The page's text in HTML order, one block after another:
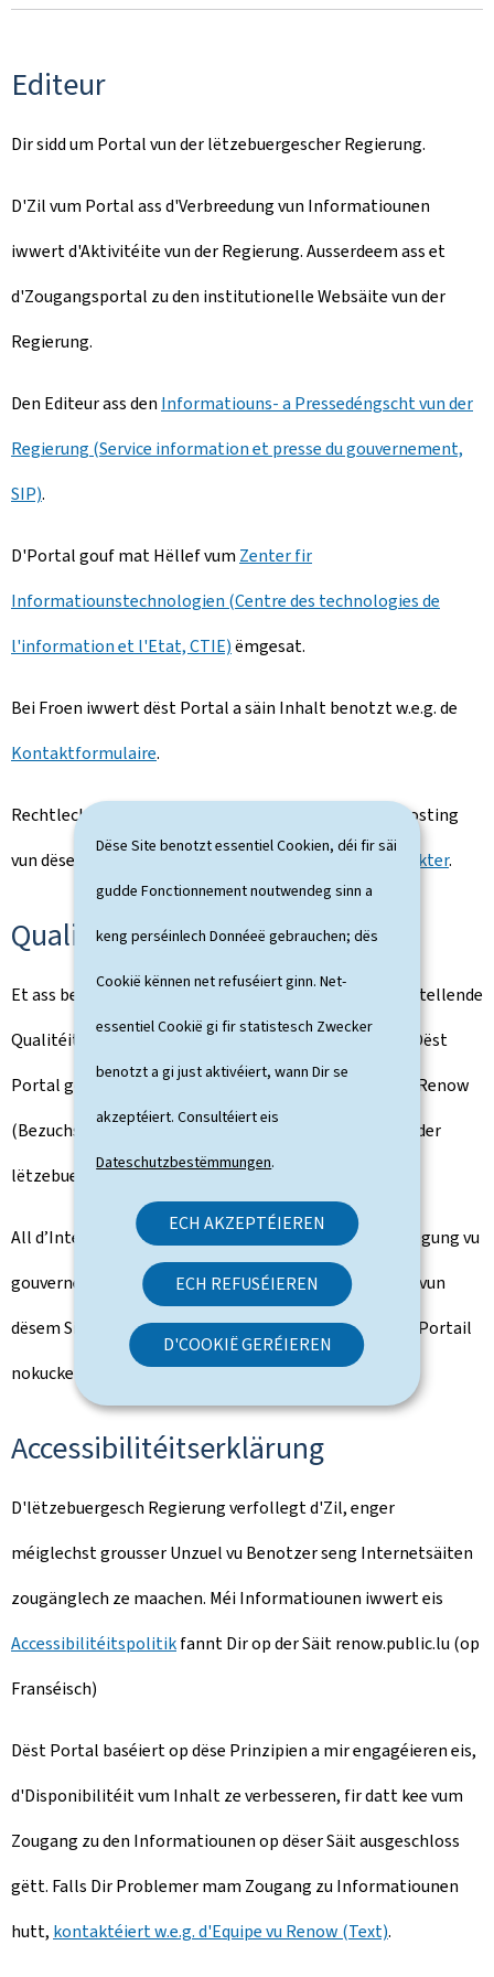
Dëse Site benotzt essentiel Cookien, déi fir säi
gudde Fonctionnement noutwendeg sinn a
keng perséinlech Donnéeë gebrauchen; dës
Cookië kënnen net refuséiert ginn. Net-
essentiel Cookië gi fir statistesch Zwecker
benotzt a gi just aktivéiert, wann Dir se
akzeptéiert. Consultéiert eis
Dateschutzbestëmmungen.
ECH AKZEPTÉIEREN
ECH REFUSÉIEREN
D'COOKIË GERÉIEREN
Editeur
Dir sidd um Portal vun der lëtzebuergescher Regierung.
D'Zil vum Portal ass d'Verbreedung vun Informatiounen
iwwert d'Aktivitéite vun der Regierung. Ausserdeem ass et
d'Zougangsportal zu den institutionelle Websäite vun der
Regierung.
Den Editeur ass den Informatiouns- a Pressedéngscht vun der
Regierung (Service information et presse du gouvernement,
SIP).
D'Portal gouf mat Hëllef vum Zenter fir
Informatiounstechnologien (Centre des technologies de
l'information et l'Etat, CTIE)ëmgesat.
Bei Froen iwwert dëst Portal a säin Inhalt benotzt w.e.g. de
Kontaktformulaire.
Rechtlech Hiwäiser an Informatiounen iwwert den Hosting
vun dëser Websäit fannt Dir op der Säit
rechtlech Aspekter.
Qualitéit
Et ass besonnesch dorop opgepasst ginn, en zefriddestellende
Qualitéits- an Accessibilitéitsniveau ze garantéieren. Dëst
Portal gëtt no den Empfeelunge vum Bezuchsmodell Renow
(Bezuchsmodell vun der Website-Normalisatioun vun der
lëtzebuergescher Regierung) entwéckelt.
All d’Internetsite vun dësem Portail kréien d’Beglaubegung vu
gouvernement.lu. Fir den Niveau vun der Konformitéit vun
dësem Site ze wëssen, kënnt Dir d’Beglaubegung
vum Portail
nokucken.
Accessibilitéitserklärung
D'lëtzebuergesch Regierung verfollegt d'Zil, enger
méiglechst grousser Unzuel vu Benotzer seng Internetsäiten
zougänglech ze maachen. Méi Informatiounen iwwert eis
Accessibilitéitspolitikfannt Dir op der Säit renow.public.lu (op
Franséisch)
Dëst Portal baséiert op dëse Prinzipien a mir engagéieren eis,
d'Disponibilitéit vum Inhalt ze verbesseren, fir datt kee vum
Zougang zu den Informatiounen op dëser Säit ausgeschloss
gëtt. Falls Dir Problemer mam Zougang zu Informatiounen
hutt, kontaktéiert w.e.g. d'Equipe vu Renow (Text).